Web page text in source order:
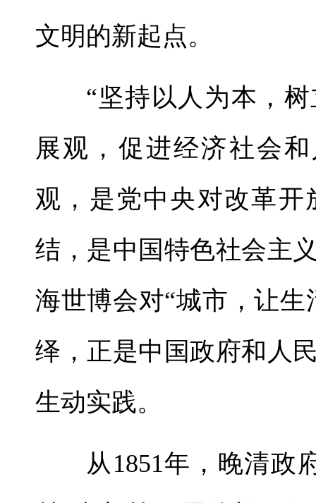
文明的新起点。
“坚持以人为本，
展观，促进经济社会
观，是党中央对改革
结，是中国特色社会主
海世博会对“城市，让
绎，正是中国政府和人
生动实践。
从1851年，晚清政